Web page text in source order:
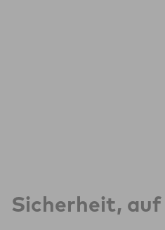
Sicherheit, auf